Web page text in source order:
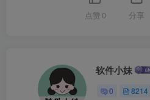
点赞 0 分享
软件小妹
0 8214